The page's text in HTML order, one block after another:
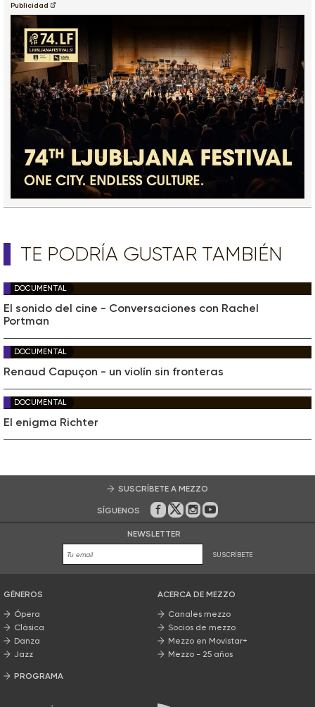
Publicidad
TE PODRÍA GUSTAR TAMBIÉN
DOCUMENTAL
El sonido del cine - Conversaciones con Rachel
Portman
DOCUMENTAL
Renaud Capuçon - un violín sin fronteras
DOCUMENTAL
El enigma Richter
SUSCRÍBETE A MEZZO
SÍGUENOS En Facebook
En Twitter
En Instagram
En Youtube
NEWSLETTER
SUSCRÍBETE
GÉNEROS
Ópera
Clásica
Danza
Jazz
PROGRAMA
ACERCA DE MEZZO
Canales mezzo
Socios de mezzo
Mezzo en Movistar+
Mezzo - 25 años